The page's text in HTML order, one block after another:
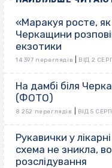
«Маракуя росте, як
Черкащини
екзотики
14 397 переглядів ВІД 2
На дамбі біля
(ФОТО)
8 252 переглядів ВІД 5
Рукавички у
схема не зникла,
розслідування